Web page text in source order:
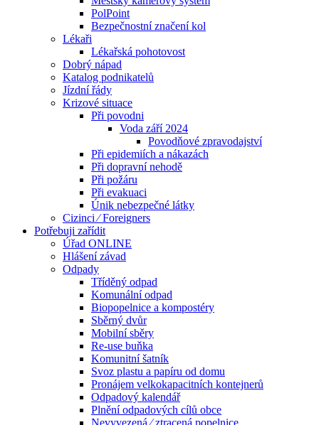
PolPoint
Bezpečnostní značení kol
Lékaři
Lékařská pohotovost
Dobrý nápad
Katalog podnikatelů
Jízdní řády
Krizové situace
Při povodni
Voda září 2024
Povodňové zpravodajství
Při epidemiích a nákazách
Při dopravní nehodě
Při požáru
Při evakuaci
Únik nebezpečné látky
Cizinci ⁄ Foreigners
Potřebuji zařídit
Úřad ONLINE
Hlášení závad
Odpady
Tříděný odpad
Komunální odpad
Biopopelnice a kompostéry
Sběrný dvůr
Mobilní sběry
Re-use buňka
Komunitní šatník
Svoz plastu a papíru od domu
Pronájem velkokapacitních kontejnerů
Odpadový kalendář
Plnění odpadových cílů obce
Nevyvezená ⁄ ztracená popelnice